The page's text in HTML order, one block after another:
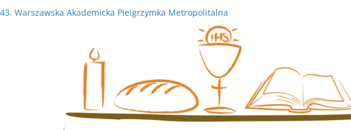
Zmarł ks. prałat Kazimierz Apel
43. Warszawska Akademicka Pielgrzymka Metropolitalna
Zmarł papież Franciszek
Adrian Galbas nowym metropolitą warszawskim